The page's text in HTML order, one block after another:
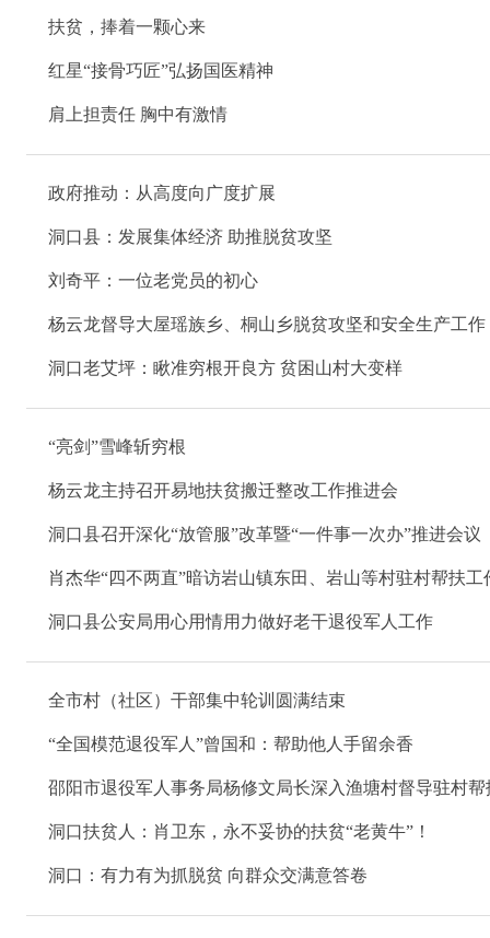
扶贫，捧着一颗心来
红星“接骨巧匠”弘扬国医精神
肩上担责任 胸中有激情
政府推动：从高度向广度扩展
洞口县：发展集体经济 助推脱贫攻坚
刘奇平：一位老党员的初心
杨云龙督导大屋瑶族乡、桐山乡脱贫攻坚和安全生产工作
洞口老艾坪：瞅准穷根开良方 贫困山村大变样
“亮剑”雪峰斩穷根
杨云龙主持召开易地扶贫搬迁整改工作推进会
洞口县召开深化“放管服”改革暨“一件事一次办”推进会议
肖杰华“四不两直”暗访岩山镇东田、岩山等村驻村帮扶工
洞口县公安局用心用情用力做好老干退役军人工作
全市村（社区）干部集中轮训圆满结束
“全国模范退役军人”曾国和：帮助他人手留余香
邵阳市退役军人事务局杨修文局长深入渔塘村督导驻村帮
洞口扶贫人：肖卫东，永不妥协的扶贫“老黄牛”！
洞口：有力有为抓脱贫 向群众交满意答卷